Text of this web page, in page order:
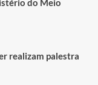
do Meio
realizam palestra